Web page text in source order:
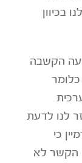
בכיוון
הקשבה
לנו לדעת
כי
הקשר לא